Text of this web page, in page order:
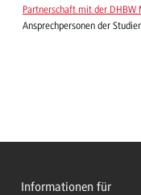
Partnerschaft mit der DHBW
Ansprechpersonen der
Informationen für